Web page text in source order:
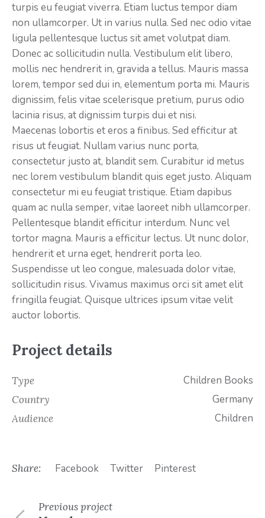
turpis eu feugiat viverra. Etiam luctus tempor diam
non ullamcorper. Ut in varius nulla. Sed nec odio vitae
ligula pellentesque luctus sit amet volutpat diam.
Donec ac sollicitudin nulla. Vestibulum elit libero,
mollis nec hendrerit in, gravida a tellus. Mauris massa
lorem, tempor sed dui in, elementum porta mi. Mauris
dignissim, felis vitae scelerisque pretium, purus odio
lacinia risus, at dignissim turpis dui et nisi.
Maecenas lobortis et eros a finibus. Sed efficitur at
risus ut feugiat. Nullam varius nunc porta,
consectetur justo at, blandit sem. Curabitur id metus
nec lorem vestibulum blandit quis eget justo. Aliquam
consectetur mi eu feugiat tristique. Etiam dapibus
quam ac nulla semper, vitae laoreet nibh ullamcorper.
Pellentesque blandit efficitur interdum. Nunc vel
tortor magna. Mauris a efficitur lectus. Ut nunc dolor,
hendrerit et urna eget, hendrerit porta leo.
Suspendisse ut leo congue, malesuada dolor vitae,
sollicitudin risus. Vivamus maximus orci sit amet elit
fringilla feugiat. Quisque ultrices ipsum vitae velit
auctor lobortis.
Project details
Type Children Books
Country Germany
Audience Children
Share: Facebook Twitter Pinterest
Previousproject